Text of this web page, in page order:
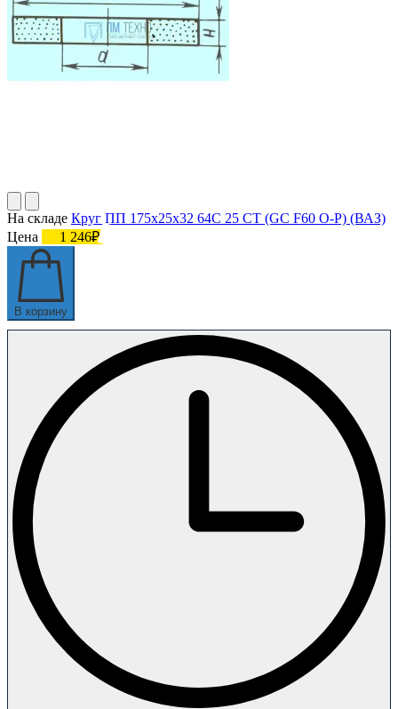
На складе Круг ПП 175х25х32 64С 25 СТ (GC F60 О-P) (ВАЗ)
Цена
1 246₽
В корзину